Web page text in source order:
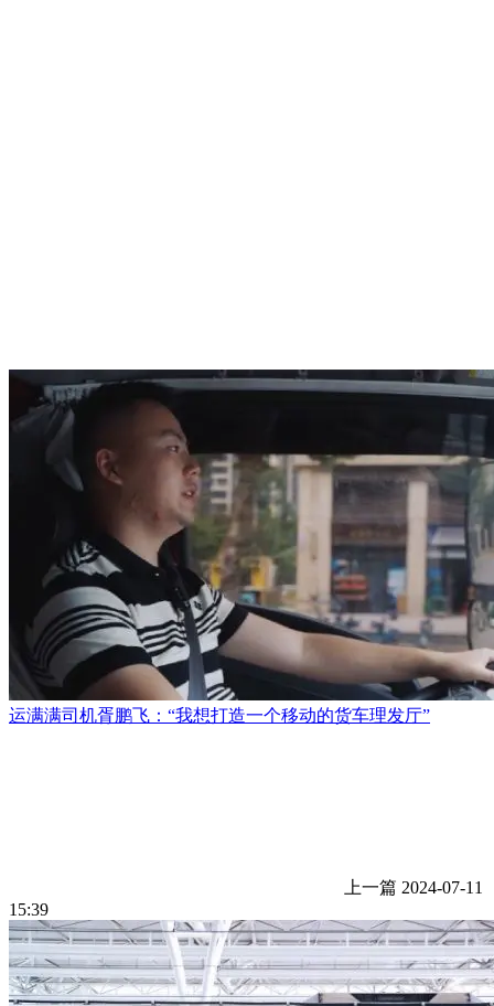
运满满司机胥鹏飞：“我想打造一个移动的货车理发厅”
上一篇 2024-07-11
15:39